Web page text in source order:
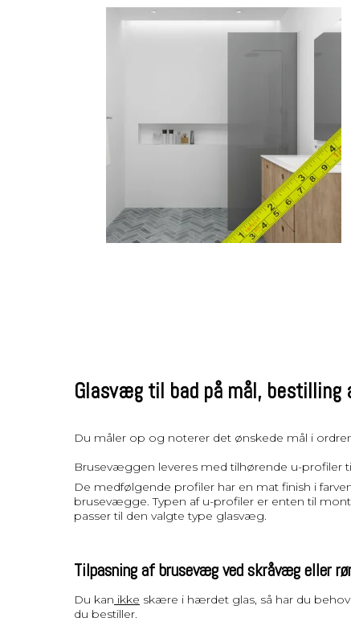
Glasvæg til bad på mål,
Du måler op og noterer det ønskede mål i
Brusevæggen leveres med tilhørende u-profiler
De medfølgende profiler har en mat finish i
brusevægge. Typen af u-profiler er enten til
passer til den valgte type glasvæg.
Tilpasning af brusevæg ved skråvæg eller
Du kan ikke skære i hærdet glas, så har du behov
du bestiller.